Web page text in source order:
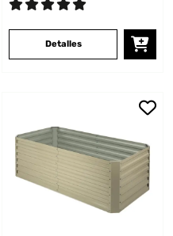
Detalles